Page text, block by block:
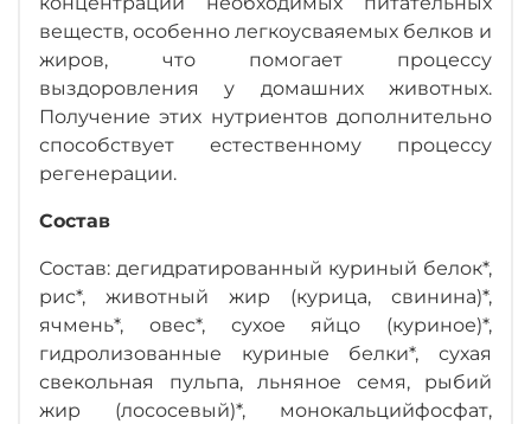
веществ, особенно легкоусваяемых белков и
жиров, что помогает процессу
выздоровления у домашних животных.
Получение этих нутриентов дополнительно
способствует естественному процессу
регенерации.
Состав
Состав: дегидратированный куриный белок*,
рис*, животный жир (курица, свинина)*,
ячмень*, овес*, сухое яйцо (куриное)*,
гидролизованные куриные белки*, сухая
свекольная пульпа, льняное семя, рыбий
жир (лососевый)*, монокальцийфосфат,